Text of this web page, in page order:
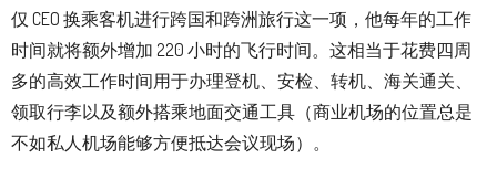
仅 CEO 换乘客机进行跨国和跨洲旅行这一项，他每年的工作
时间就将额外增加 220 小时的飞行时间。这相当于花费四周
多的高效工作时间用于办理登机、安检、转机、海关通关、
领取行李以及额外搭乘地面交通工具（商业机场的位置总是
不如私人机场能够方便抵达会议现场）。